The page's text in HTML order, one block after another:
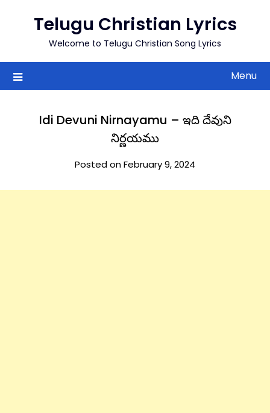
Telugu Christian Lyrics
Welcome to Telugu Christian Song Lyrics
Menu
Idi Devuni Nirnayamu – ఇది దేవుని
నిర్ణయము
Posted on February 9, 2024